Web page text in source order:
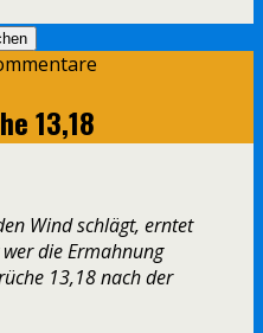
13,18
Wind schlägt, erntet
die Ermahnung
13,18 nach der